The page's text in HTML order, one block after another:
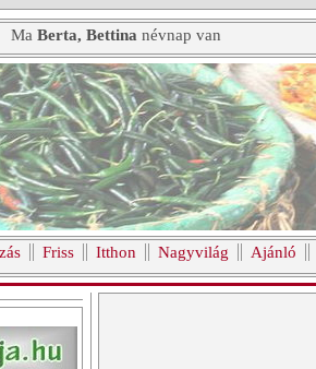
Ma Berta, Bettina névnap van
Friss Itthon Nagyvilág Ajánló